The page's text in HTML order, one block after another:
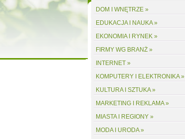
DOM I WNĘTRZE »
EDUKACJA I NAUKA »
EKONOMIA I RYNEK »
FIRMY WG BRANŻ »
INTERNET »
KOMPUTERY I ELEKTRONIKA »
KULTURA I SZTUKA »
MARKETING I REKLAMA »
MIASTA I REGIONY »
MODA I URODA »